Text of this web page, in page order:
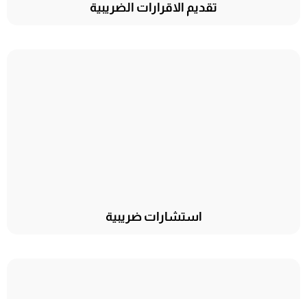
تقديم الاقرارات الضريبية
استشارات ضريبية